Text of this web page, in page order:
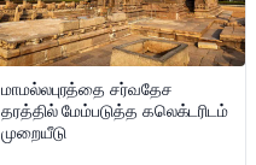
மாமல்லபுரத்தை சர்வதேச
தரத்தில் மேம்படுத்த கலெக்டரிடம்
முறையீடு